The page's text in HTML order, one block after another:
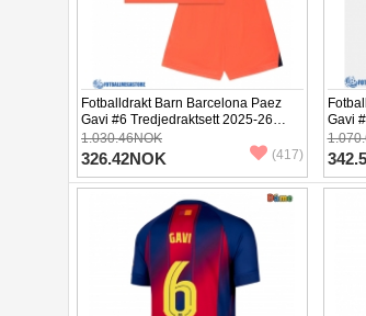
Fotballdrakt Barn Barcelona Paez
Gavi #6 Tredjedraktsett 2025-26
Kortermet (+ Korte bukser)
1.030.46NOK
326.42NOK (417)
Gavi